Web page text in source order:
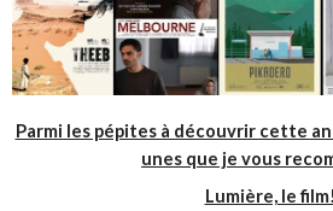
Parmi les pépites à découvrir cette
unes que je vous
Lumière, le film!